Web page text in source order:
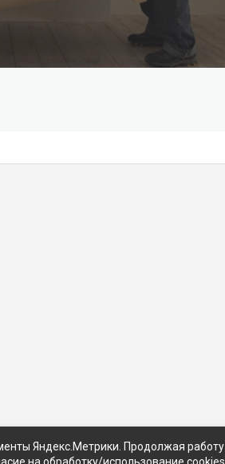
Яндекс.Метрики. Продолжая работу